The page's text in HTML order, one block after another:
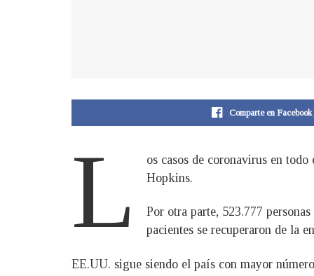
Comparte en Facebook
L
os casos de coronavirus en
Hopkins.
Por otra parte, 523.777
pacientes se recuperaron de la
EE.UU. sigue siendo el país con mayor